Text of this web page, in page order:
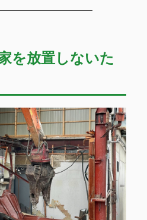
を放置しないた